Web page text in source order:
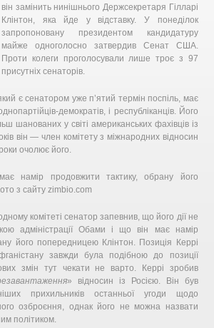
він замінить нинішнього Держсекретаря Гілларі
Клінтон, яка йде у відставку. У понеділок
запропоновану президентом кандидатуру
майже одноголосно затвердив Сенат США.
Проти колеги проголосували лише троє з 97
присутніх сенаторів.
є сенатором уже п’ятий термін поспіль, має
демократів, і республіканців. Його
шанованих у світі американських фахівців із
він — член комітету з міжнародних відносин
очолює його.
намір продовжити тактику, обрану його
з сайту zimbio.com
комітеті сенатор запевнив, що його дії не
адміністрації Обами і що він має намір
його попередницею Клінтон. Позиція Керрі
завжди була подібною до позиції
змін тут чекати не варто. Керрі зробив
» відносин із Росією. Він був
прихильників останньої угоди щодо
озброєння, однак його не можна назвати
політиком.